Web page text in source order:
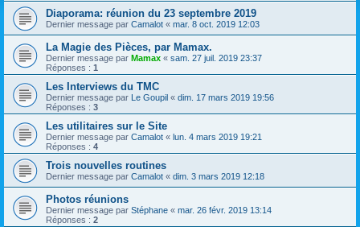
Diaporama: réunion du 23 septembre 2019
Dernier message par Camalot « mar. 8 oct. 2019 12:03
La Magie des Pièces, par Mamax.
Dernier message par Mamax « sam. 27 juil. 2019 23:37
Réponses : 1
Les Interviews du TMC
Dernier message par Le Goupil « dim. 17 mars 2019 19:56
Réponses : 3
Les utilitaires sur le Site
Dernier message par Camalot « lun. 4 mars 2019 19:21
Réponses : 4
Trois nouvelles routines
Dernier message par Camalot « dim. 3 mars 2019 12:18
Photos réunions
Dernier message par Stéphane « mar. 26 févr. 2019 13:14
Réponses : 2